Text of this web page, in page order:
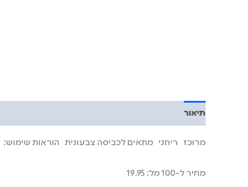
תיאור
מרוכז ריחני מתאים לכביסה צבעונית הוראות שימוש:
מחיר ל-100 מל: 19.95